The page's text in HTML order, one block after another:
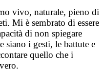
vivo, naturale, pieno di
Mi è sembrato di essere
di non spiegare
siano i gesti, le battute e
quello che i